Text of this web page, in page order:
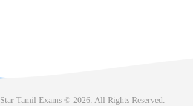
Star Tamil Exams © 2026. All Rights Reserved.